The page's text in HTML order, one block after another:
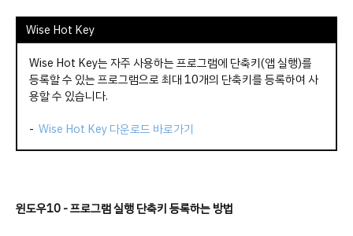
Wise Hot Key
Wise Hot Key는 자주 사용하는 프로그램에 단축키(앱 실행)를
등록할 수 있는 프로그램으로 최대 10개의 단축키를 등록하여 사
용할 수 있습니다.
- Wise Hot Key 다운로드 바로가기
윈도우10 - 프로그램 실행 단축키 등록하는 방법